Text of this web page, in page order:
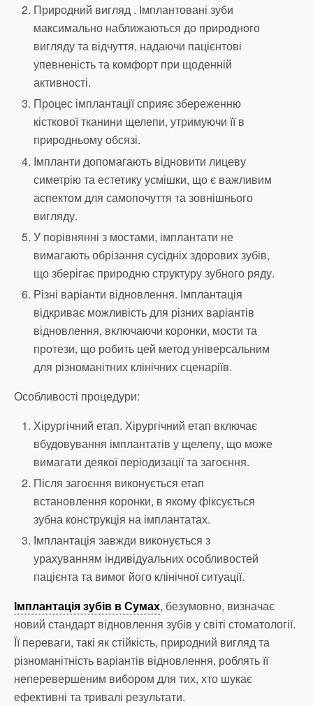
Природний вигляд . Імплантовані зуби
максимально наближаються до природного
вигляду та відчуття, надаючи пацієнтові
упевненість та комфорт при щоденній
активності.
Процес імплантації сприяє збереженню
кісткової тканини щелепи, утримуючи її в
природньому обсязі.
Імпланти допомагають відновити лицеву
симетрію та естетику усмішки, що є важливим
аспектом для самопочуття та зовнішнього
вигляду.
У порівнянні з мостами, імплантати не
вимагають обрізання сусідніх здорових зубів,
що зберігає природню структуру зубного ряду.
Різні варіанти відновлення. Імплантація
відкриває можливість для різних варіантів
відновлення, включаючи коронки, мости та
протези, що робить цей метод універсальним
для різноманітних клінічних сценаріїв.
Особливості процедури:
Хірургічний етап. Хірургічний етап включає
вбудовування імплантатів у щелепу, що може
вимагати деякої періодизації та загоєння.
Після загоєння виконується етап
встановлення коронки, в якому фіксується
зубна конструкція на імплантатах.
Імплантація завжди виконується з
урахуванням індивідуальних особливостей
пацієнта та вимог його клінічної ситуації.
Імплантація зубів в Сумах, безумовно, визначає
новий стандарт відновлення зубів у світі стоматології.
Її переваги, такі як стійкість, природний вигляд та
різноманітність варіантів відновлення, роблять її
неперевершеним вибором для тих, хто шукає
ефективні та тривалі результати.